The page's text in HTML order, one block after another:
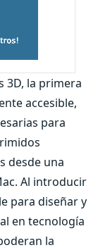
3D, la primera
accesible,
para
desde una
Al introducir
para diseñar y
en tecnología
la